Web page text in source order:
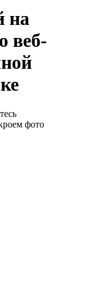
на
веб-
фото